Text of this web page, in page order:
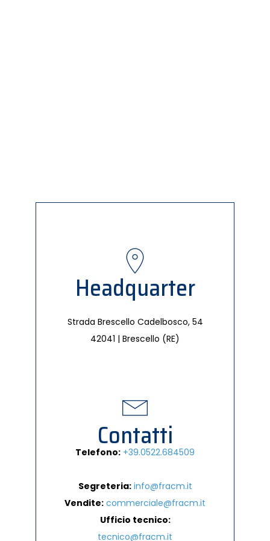
Headquarter
Strada Brescello Cadelbosco, 54
42041 | Brescello (RE)
Contatti
Telefono: +39.0522.684509
Segreteria: info@fracm.it
Vendite: commerciale@fracm.it
Ufficio tecnico:
tecnico@fracm.it